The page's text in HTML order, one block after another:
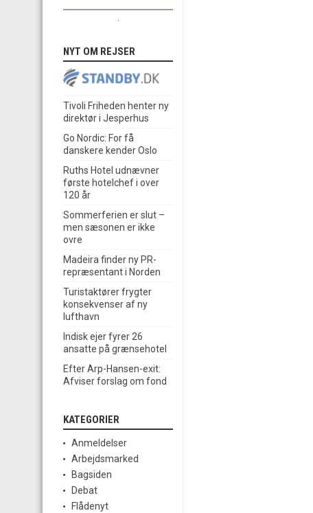
NYT OM REJSER
Tivoli Friheden henter ny
direktør i Jesperhus
Go Nordic: For få
danskere kender Oslo
Ruths Hotel udnævner
første hotelchef i over
120 år
Sommerferien er slut –
men sæsonen er ikke
ovre
Madeira finder ny PR-
repræsentant i Norden
Turistaktører frygter
konsekvenser af ny
lufthavn
Indisk ejer fyrer 26
ansatte på grænsehotel
Efter Arp-Hansen-exit:
Afviser forslag om fond
KATEGORIER
Anmeldelser
Arbejdsmarked
Bagsiden
Debat
Flådenyt